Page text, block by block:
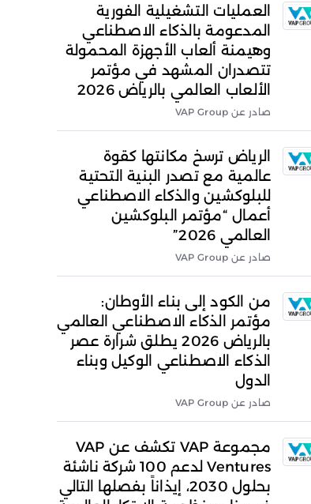
العمليات التشغيلية الفورية
المدعومة بالذكاء الاصطناعي
وهيمنة ألعاب الأجهزة المحمولة
تتصدران المشهد في مؤتمر
الألعاب العالمي بالرياض 2026
صادر عن VAP Group
الرياض ترسخ مكانتها كقوة
عالمية مع تصدر البنية التحتية
للبلوكشين والذكاء الاصطناعي
أعمال “مؤتمر البلوكشين
العالمي 2026”
صادر عن VAP Group
من الكود إلى بناء الأوطان:
مؤتمر الذكاء الاصطناعي العالمي
بالرياض 2026 يطلق شرارة عصر
الذكاء الاصطناعي الوكيل وبناء
الدول
صادر عن VAP Group
مجموعة VAP تكشف عن VAP
Ventures لدعم 100 شركة ناشئة
بحلول 2030، إيذاناً بفصلها التالي